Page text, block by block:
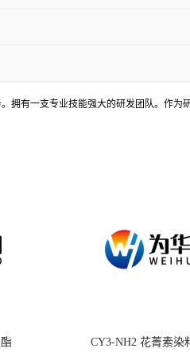
拥有一支专业技能强大的研发团队。作为
CY3-NH2 花菁素染